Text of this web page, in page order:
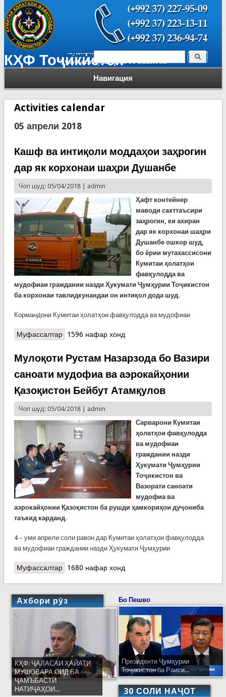
КҲФ Тоҷикистон
Навигация
Форма поиска Поиск
Activities calendar
05 апрели 2018
Кашф ва интиқоли моддаҳои заҳрогин
дар як корхонаи шаҳри Душанбе
Чоп шуд: 05/04/2018 | admin
Ҳафт контейнер
маводи сахттаъсири
заҳрогин, ки ахиран
дар як корхонаи шаҳри
Душанбе ошкор шуд,
бо ёрии мутахассисони
Кумитаи ҳолатҳои
фавқулодда ва
мудофиаи граждании назди Ҳукумати Ҷумҳурии Тоҷикистон
ба корхонаи тавлидкунандаи он интиқол дода шуд.
Кормандони Кумитаи ҳолатҳои фавқулодда ва мудофиаи
Муфассалтаро Кашф ва интиқоли моддаҳои заҳрогин дар як
1596 нафар хонд
Мулоқоти Рустам Назарзода бо Вазири
саноати мудофиа ва аэрокайҳонии
Қазоқистон Бейбут Атамқулов
Чоп шуд: 05/04/2018 | admin
Сарварони Кумитаи
ҳолатҳои фавқулодда
ва мудофиаи
граждании назди
Ҳукумати Ҷумҳурии
Тоҷикистон ва
Вазорати саноати
мудофиа ва
аэрокайҳонии Қазоқистон ба рушди ҳамкориҳои дуҷониба
таъкид карданд.
4 – уми апрели соли равон дар Кумитаи ҳолатҳои фавқулодда
ва мудофиаи граждании назди Ҳукумати Ҷумҳурии
Муфассалтаро Мулоқоти Рустам Назарзода бо Вазири
1680 нафар хонд
Ахбори рӯз
КҲФ: ҶАЛАСАИ ҲАЙАТИ
МУШОВАРА ОИД БА
ҶАМЪБАСТИ
НАТИҶАҲОИ...
Бо Пешво
Президенти Ҷумҳурии
Тоҷикистон ба Раиси...
30 СОЛИ НАҶОТ